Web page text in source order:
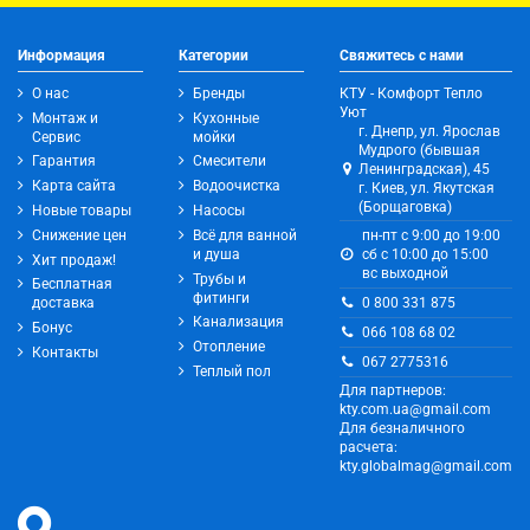
Информация
О нас
Монтаж и
Сервис
Гарантия
Карта сайта
Новые товары
Снижение цен
Хит продаж!
Бесплатная
доставка
Бонус
Контакты
Категории
Бренды
Кухонные
мойки
Смесители
Водоочистка
Насосы
Всё для ванной
и душа
Трубы и
фитинги
Канализация
Отопление
Теплый пол
Свяжитесь с нами
КТУ - Комфорт Тепло
Уют
г. Днепр, ул. Ярослав
Мудрого (бывшая
Ленинградская), 45
г. Киев, ул. Якутская
(Борщаговка)
пн-пт с 9:00 до 19:00
сб с 10:00 до 15:00
вс выходной
0 800 331 875
066 108 68 02
067 2775316
Для партнеров:
kty.com.ua@gmail.com
Для безналичного
расчета:
kty.globalmag@gmail.com